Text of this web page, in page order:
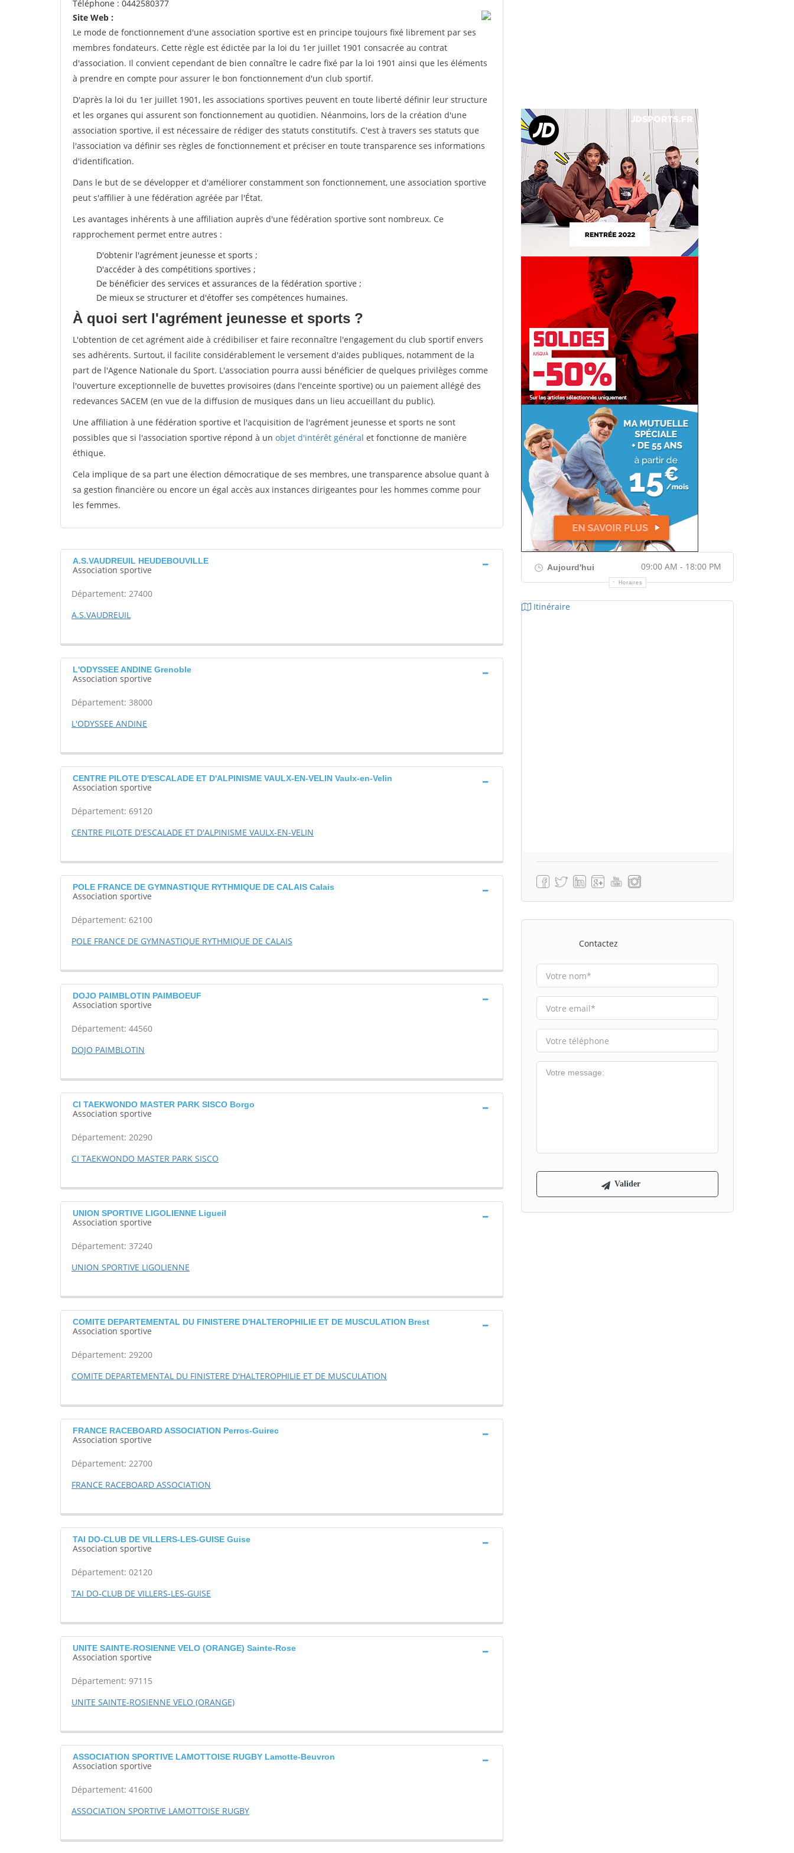
Téléphone : 0442580377
Site Web :
Le mode de fonctionnement d'une association sportive est en principe toujours fixé librement par ses
membres fondateurs. Cette règle est édictée par la loi du 1er juillet 1901 consacrée au contrat
d'association. Il convient cependant de bien connaître le cadre fixé par la loi 1901 ainsi que les éléments
à prendre en compte pour assurer le bon fonctionnement d'un club sportif.
D'après la loi du 1er juillet 1901, les associations sportives peuvent en toute liberté définir leur structure
et les organes qui assurent son fonctionnement au quotidien. Néanmoins, lors de la création d'une
association sportive, il est nécessaire de rédiger des statuts constitutifs. C'est à travers ses statuts que
l'association va définir ses règles de fonctionnement et préciser en toute transparence ses informations
d'identification.
Dans le but de se développer et d'améliorer constamment son fonctionnement, une association sportive
peut s'affilier à une fédération agréée par l'État.
Les avantages inhérents à une affiliation auprès d'une fédération sportive sont nombreux. Ce
rapprochement permet entre autres :
D'obtenir l'agrément jeunesse et sports ;
D'accéder à des compétitions sportives ;
De bénéficier des services et assurances de la fédération sportive ;
De mieux se structurer et d'étoffer ses compétences humaines.
À quoi sert l'agrément jeunesse et sports ?
L'obtention de cet agrément aide à crédibiliser et faire reconnaître l'engagement du club sportif envers
ses adhérents. Surtout, il facilite considérablement le versement d'aides publiques, notamment de la
part de l'Agence Nationale du Sport. L'association pourra aussi bénéficier de quelques privilèges comme
l'ouverture exceptionnelle de buvettes provisoires (dans l'enceinte sportive) ou un paiement allégé des
redevances SACEM (en vue de la diffusion de musiques dans un lieu accueillant du public).
Une affiliation à une fédération sportive et l'acquisition de l'agrément jeunesse et sports ne sont
possibles que si l'association sportive répond à un objet d'intérêt général et fonctionne de manière
éthique.
Cela implique de sa part une élection démocratique de ses membres, une transparence absolue quant à
sa gestion financière ou encore un égal accès aux instances dirigeantes pour les hommes comme pour
les femmes.
A.S.VAUDREUIL HEUDEBOUVILLE
Association sportive
Département: 27400
A.S.VAUDREUIL
L'ODYSSEE ANDINE Grenoble
Association sportive
Département: 38000
L'ODYSSEE ANDINE
CENTRE PILOTE D'ESCALADE ET D'ALPINISME VAULX-EN-VELIN Vaulx-en-Velin
Association sportive
Département: 69120
CENTRE PILOTE D'ESCALADE ET D'ALPINISME VAULX-EN-VELIN
POLE FRANCE DE GYMNASTIQUE RYTHMIQUE DE CALAIS Calais
Association sportive
Département: 62100
POLE FRANCE DE GYMNASTIQUE RYTHMIQUE DE CALAIS
DOJO PAIMBLOTIN PAIMBOEUF
Association sportive
Département: 44560
DOJO PAIMBLOTIN
CI TAEKWONDO MASTER PARK SISCO Borgo
Association sportive
Département: 20290
CI TAEKWONDO MASTER PARK SISCO
UNION SPORTIVE LIGOLIENNE Ligueil
Association sportive
Département: 37240
UNION SPORTIVE LIGOLIENNE
COMITE DEPARTEMENTAL DU FINISTERE D'HALTEROPHILIE ET DE MUSCULATION Brest
Association sportive
Département: 29200
COMITE DEPARTEMENTAL DU FINISTERE D'HALTEROPHILIE ET DE MUSCULATION
FRANCE RACEBOARD ASSOCIATION Perros-Guirec
Association sportive
Département: 22700
FRANCE RACEBOARD ASSOCIATION
TAI DO-CLUB DE VILLERS-LES-GUISE Guise
Association sportive
Département: 02120
TAI DO-CLUB DE VILLERS-LES-GUISE
UNITE SAINTE-ROSIENNE VELO (ORANGE) Sainte-Rose
Association sportive
Département: 97115
UNITE SAINTE-ROSIENNE VELO (ORANGE)
ASSOCIATION SPORTIVE LAMOTTOISE RUGBY Lamotte-Beuvron
Association sportive
Département: 41600
ASSOCIATION SPORTIVE LAMOTTOISE RUGBY
Aujourd'hui 09:00 AM - 18:00 PM
Horaires
Itinéraire
Contactez